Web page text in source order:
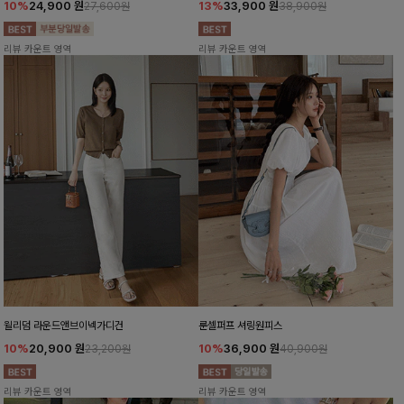
10%24,900 원27,600원
리뷰 카운트 영역
13%33,900 원38,900원
리뷰 카운트 영역
윌리덤 라운드앤브이넥가디건
10%20,900 원23,200원
리뷰 카운트 영역
룬셀퍼프 셔링원피스
10%36,900 원40,900원
리뷰 카운트 영역